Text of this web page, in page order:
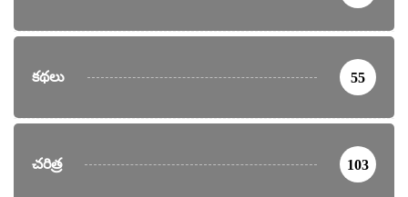
కథలు 55
చరిత్ర 103